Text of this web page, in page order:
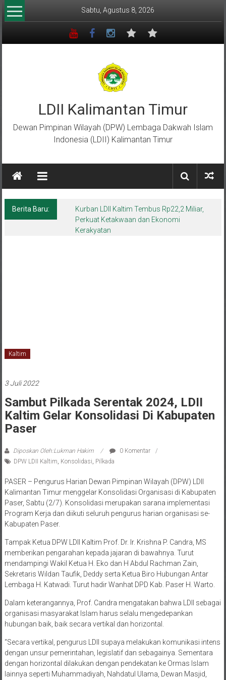
Lompat
ke
Sabtu, Agustus 8, 2026
LDII Kalimantan Timur
Dewan Pimpinan Wilayah (DPW) Lembaga Dakwah Islam
Indonesia (LDII) Kalimantan Timur
Berita Baru:
Kurban LDII Kaltim Tembus Rp22,2 Miliar,
Perkuat Ketakwaan dan Ekonomi
Kerakyatan
Kaltim
3 Juli 2022
Sambut Pilkada Serentak 2024, LDII
Kaltim Gelar Konsolidasi Di Kabupaten
Paser
Diposkan Oleh:Lukman Hakim
0 Komentar
DPW LDII Kaltim, Konsolidasi, Pilkada
PASER – Pengurus Harian Dewan Pimpinan Wilayah (DPW) LDII
Kalimantan Timur menggelar Konsolidasi Organisasi di Kabupaten
Paser, Sabtu (2/7). Konsolidasi merupakan sarana implementasi
Program Kerja dan diikuti seluruh pengurus harian organisasi se-
Kabupaten Paser.
Tampak Ketua DPW LDII Kaltim Prof. Dr. Ir. Krishna P. Candra, MS
memberikan pengarahan kepada jajaran di bawahnya. Turut
mendampingi Wakil Ketua H. Eko dan H Abdul Rachman Zain,
Sekretaris Wildan Taufik, Deddy serta Ketua Biro Hubungan Antar
Lembaga H. Katwadi. Turut hadir Wanhat DPD Kab. Paser H. Warto.
Dalam keterangannya, Prof. Candra mengatakan bahwa LDII sebagai
organisasi masyarakat Islam harus selalu mengedepankan
hubungan baik, baik secara vertikal dan horizontal.
“Secara vertikal, pengurus LDII supaya melakukan komunikasi intens
dengan unsur pemerintahan, legislatif dan sebagainya. Sementara
dengan horizontal dilakukan dengan pendekatan ke Ormas Islam
lainnya seperti Muhammadiyah, Nahdatul Ulama, Dewan Masjid,